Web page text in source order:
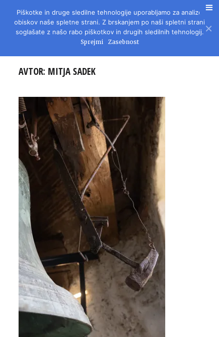
REVIJA ZA LITERATURO, KULTURO IN DRUŽBENA VPRAŠANJA
AVTOR: MITJA SADEK
Piškotke in druge sledilne tehnologije uporabljamo za analizo
obiskov naše spletne strani. Z brskanjem po naši spletni strani
soglašate z našo rabo piškotkov in drugih sledilnih tehnologij.
Sprejmi Zasebnost